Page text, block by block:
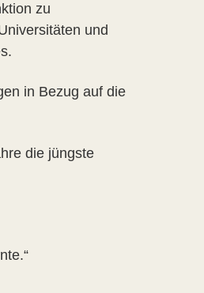
zu
und
in Bezug auf die
die jüngste